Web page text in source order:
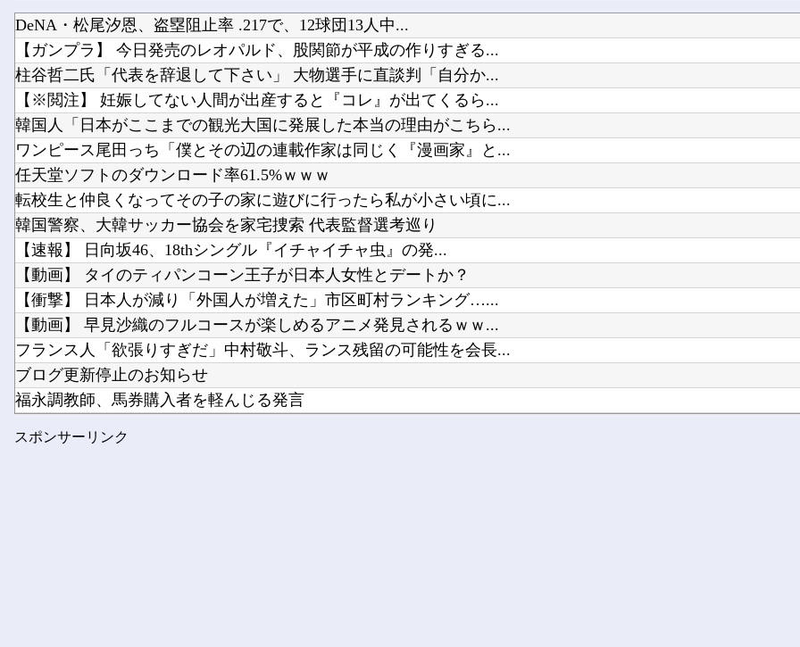
私の彼に裏表がなさすぎる 第3話
【艦これ】 なんか今回はE5は甲で当然みたいな流れあるよね
【FGO】 夜kunさんのモルガンイラスト！！ 蝶の羽好きです！
Powered by livedoor 相互RSS
お前らが思う「バカゲー」って何？
シャープ、シンプルで使いやすい
キズナアイが加藤純一と絡み出し
【ウマ娘】見た目に反してシナリ
ワイ同じスマホ11年使ってるんや
DeNA・松尾汐恩、盗塁阻止率 .217で、12球団13人中...
【ガンプラ】 今日発売のレオパルド、股関節が平成の作りすぎる...
柱谷哲二氏「代表を辞退して下さい」 大物選手に直談判「自分か...
【※閲注】 妊娠してない人間が出産すると『コレ』が出てくるら...
韓国人「日本がここまでの観光大国に発展した本当の理由がこちら...
ワンピース尾田っち「僕とその辺の連載作家は同じく『漫画家』と...
任天堂ソフトのダウンロード率61.5%ｗｗｗ
転校生と仲良くなってその子の家に遊びに行ったら私が小さい頃に...
韓国警察、大韓サッカー協会を家宅捜索 代表監督選考巡り
【速報】 日向坂46、18thシングル『イチャイチャ虫』の発...
【動画】 タイのティパンコーン王子が日本人女性とデートか？
【衝撃】 日本人が減り「外国人が増えた」市区町村ランキング…...
【動画】 早見沙織のフルコースが楽しめるアニメ発見されるｗｗ...
フランス人「欲張りすぎだ」中村敬斗、ランス残留の可能性を会長...
ブログ更新停止のお知らせ
福永調教師、馬券購入者を軽んじる発言
【艦これ】 なんか今回はE5は甲で当然みたいな流れあるよね
スポンサーリンク